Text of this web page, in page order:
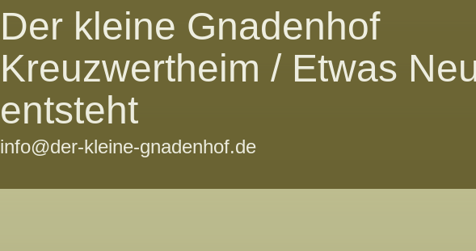
Der kleine Gnadenhof
Kreuzwertheim / Etwas
entsteht
info@der-kleine-gnadenhof.de